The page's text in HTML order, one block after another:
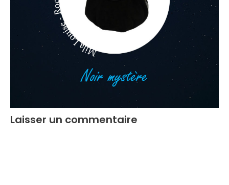
Laisser un commentaire